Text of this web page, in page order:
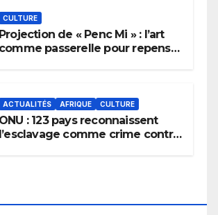
CULTURE
Projection de « Penc Mi » : l’art
comme passerelle pour repenser
ACTUALITÉS AFRIQUE CULTURE
ONU : 123 pays reconnaissent
l’esclavage comme crime contre